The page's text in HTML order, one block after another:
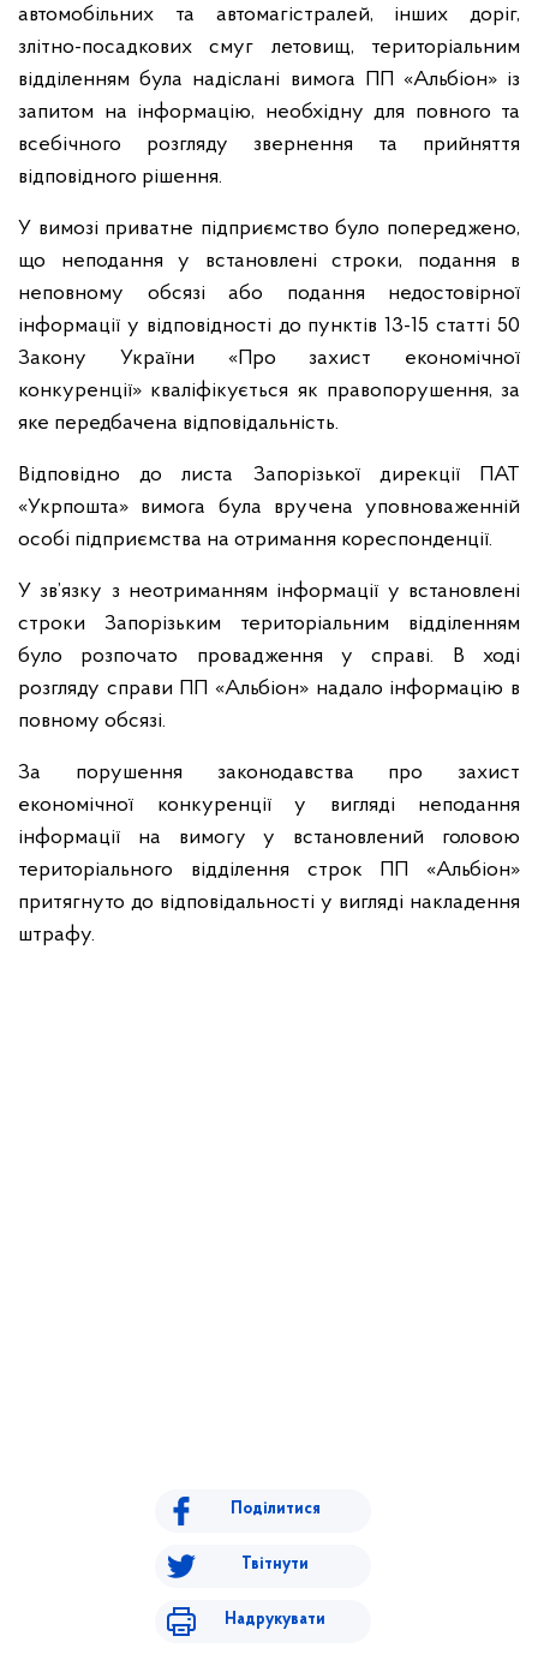
автомобільних та автомагістралей, інших доріг,
злітно-посадкових смуг летовищ, територіальним
відділенням була надіслані вимога ПП «Альбіон» із
запитом на інформацію, необхідну для повного та
всебічного розгляду звернення та прийняття
відповідного рішення.
У вимозі приватне підприємство було попереджено,
що неподання у встановлені строки, подання в
неповному обсязі або подання недостовірної
інформації у відповідності до пунктів 13-15 статті 50
Закону України «Про захист економічної
конкуренції» кваліфікується як правопорушення, за
яке передбачена відповідальність.
Відповідно до листа Запорізької дирекції ПАТ
«Укрпошта» вимога була вручена уповноваженній
особі підприємства на отримання кореспонденції.
У зв’язку з неотриманням інформації у встановлені
строки Запорізьким територіальним відділенням
було розпочато провадження у справі. В ході
розгляду справи ПП «Альбіон» надало інформацію в
повному обсязі.
За порушення законодавства про захист
економічної конкуренції у вигляді неподання
інформації на вимогу у встановлений головою
територіального відділення строк ПП «Альбіон»
притягнуто до відповідальності у вигляді накладення
штрафу.
Поділитися
Твітнути
Надрукувати